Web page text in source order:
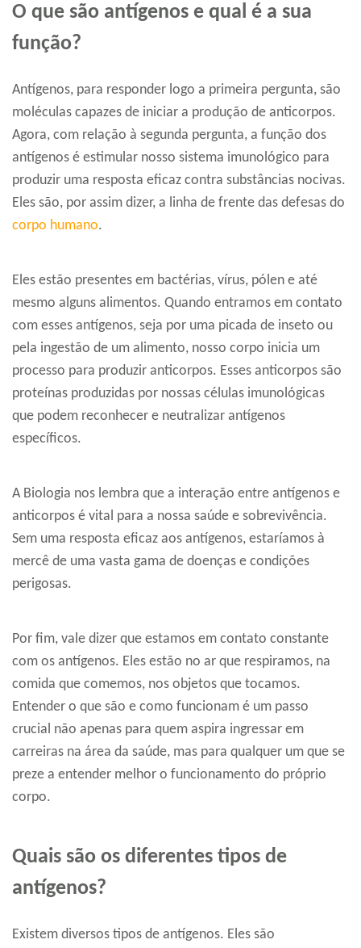
O que são antígenos e qual é a sua
função?
Antígenos, para responder logo a primeira pergunta, são
moléculas capazes de iniciar a produção de anticorpos.
Agora, com relação à segunda pergunta, a função dos
antígenos é estimular nosso sistema imunológico para
produzir uma resposta eficaz contra substâncias nocivas.
Eles são, por assim dizer, a linha de frente das defesas do
corpo humano.
Eles estão presentes em bactérias, vírus, pólen e até
mesmo alguns alimentos. Quando entramos em contato
com esses antígenos, seja por uma picada de inseto ou
pela ingestão de um alimento, nosso corpo inicia um
processo para produzir anticorpos. Esses anticorpos são
proteínas produzidas por nossas células imunológicas
que podem reconhecer e neutralizar antígenos
específicos.
A Biologia nos lembra que a interação entre antígenos e
anticorpos é vital para a nossa saúde e sobrevivência.
Sem uma resposta eficaz aos antígenos, estaríamos à
mercê de uma vasta gama de doenças e condições
perigosas.
Por fim, vale dizer que estamos em contato constante
com os antígenos. Eles estão no ar que respiramos, na
comida que comemos, nos objetos que tocamos.
Entender o que são e como funcionam é um passo
crucial não apenas para quem aspira ingressar em
carreiras na área da saúde, mas para qualquer um que se
preze a entender melhor o funcionamento do próprio
corpo.
Quais são os diferentes tipos de
antígenos?
Existem diversos tipos de antígenos. Eles são